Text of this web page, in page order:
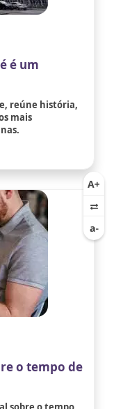
é um
reúne história,
mais
o tempo de